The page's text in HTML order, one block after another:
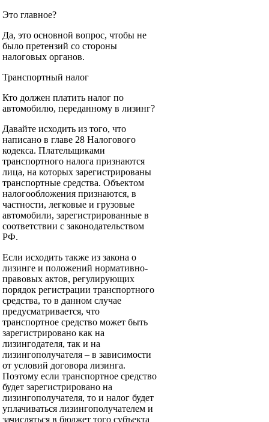
Это главное?
Да, это основной вопрос, чтобы не
было претензий со стороны
налоговых органов.
Транспортный налог
Кто должен платить налог по
автомобилю, переданному в лизинг?
Давайте исходить из того, что
написано в главе 28 Налогового
кодекса. Плательщиками
транспортного налога признаются
лица, на которых зарегистрированы
транспортные средства. Объектом
налогообложения признаются, в
частности, легковые и грузовые
автомобили, зарегистрированные в
соответствии с законодательством
РФ.
Если исходить также из закона о
лизинге и положений нормативно-
правовых актов, регулирующих
порядок регистрации транспортного
средства, то в данном случае
предусматривается, что
транспортное средство может быть
зарегистрировано как на
лизингодателя, так и на
лизингополучателя – в зависимости
от условий договора лизинга.
Поэтому если транспортное средство
будет зарегистрировано на
лизингополучателя, то и налог будет
уплачиваться лизингополучателем и
зачисляться в бюджет того субъекта